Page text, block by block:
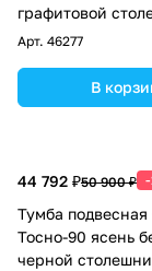
графитовой
раковиной
Арт. 46277
В
44 792 ₽50 900 ₽
Тумба
Тосно-90 ясень
черной